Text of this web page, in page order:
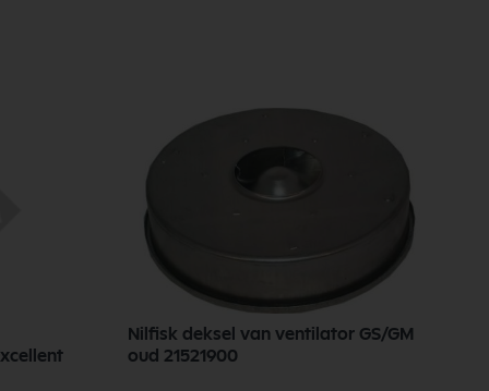
Nilfisk deksel van ventilator GS/GM
oud 21521900